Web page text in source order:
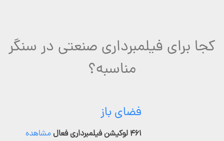
کجا برای فیلمبرداری صنعتی در سنگر
مناسبه؟
فضای باز
۴۶۱ لوکیشن فیلمبرداری فعال مشاهده